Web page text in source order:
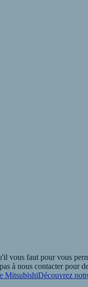
faut pour vous
à nous contacter pour
MitsubishiDécouvrez